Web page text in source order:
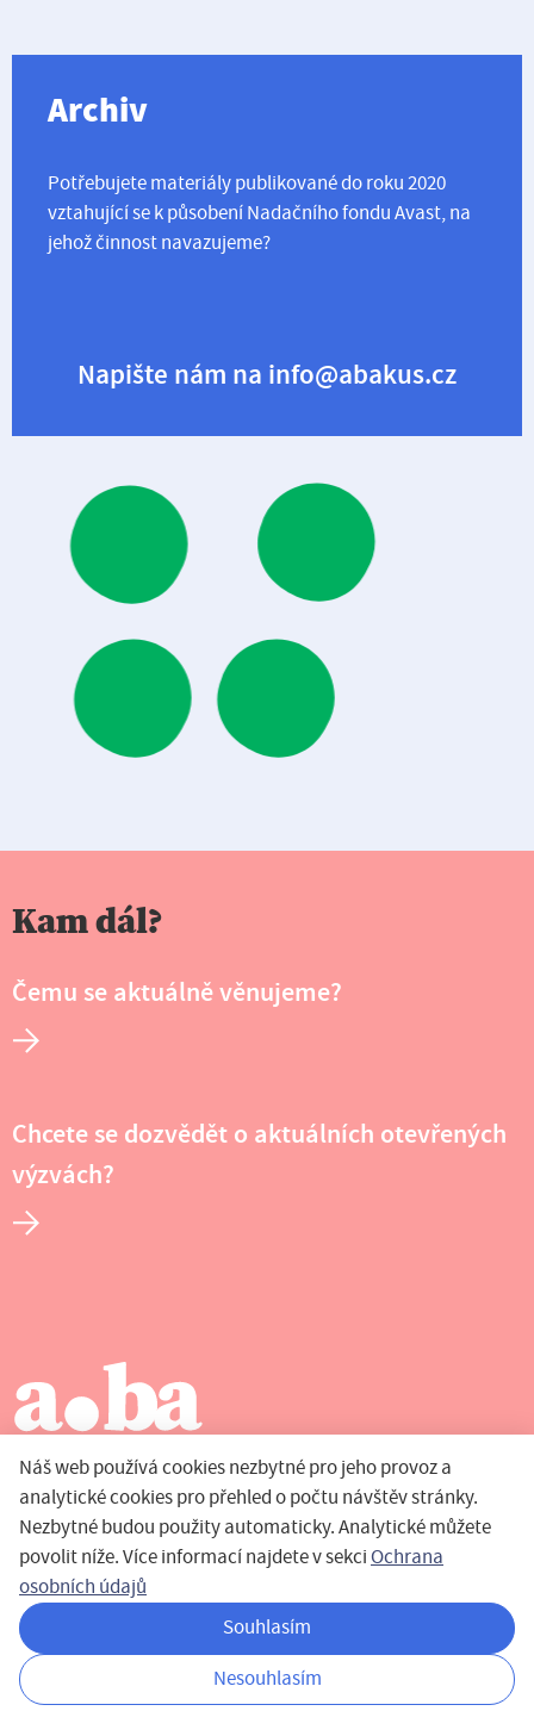
Archiv
Potřebujete materiály publikované do roku 2020
vztahující se k působení Nadačního fondu Avast, na
jehož činnost navazujeme?
Napište nám na info@abakus.cz
Kam dál?
Čemu se aktuálně věnujeme?
Chcete se dozvědět o aktuálních otevřených
výzvách?
Abakus nadační fond zakladatelů Avastu
Pikrtova 1737/1a, 140 00 Praha 4 — info@abakus.cz
Privacy Policy© 2021 Nadační fond Abakus. Czech Republic
Design by
| Powered byKupodivu
Náš web používá cookies nezbytné pro jeho provoz a
analytické cookies pro přehled o počtu návštěv stránky.
Nezbytné budou použity automaticky. Analytické můžete
povolit níže. Více informací najdete v sekciOchrana
osobních údajů
Souhlasím
Nesouhlasím